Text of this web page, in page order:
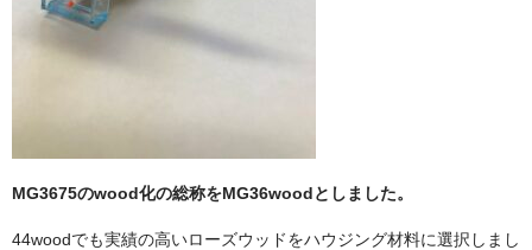
プロフィール
MG3675のwood化の総称をMG36woodとしました。
44woodでも実績の高いローズウッドをハウジング材料に選択しまし